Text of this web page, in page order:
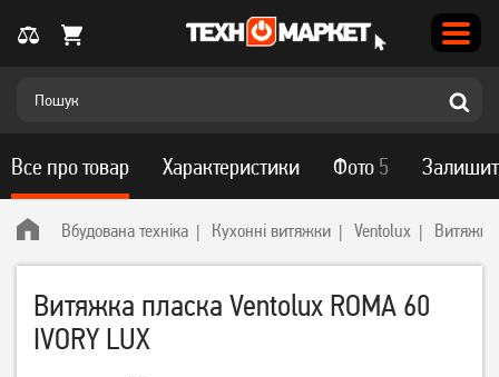
Вбудована техніка Кухонні витяжки Ventolux Витяжка
Витяжка пласка Ventolux ROMA 60
IVORY LUX
Все про товар Характеристики Фото 5